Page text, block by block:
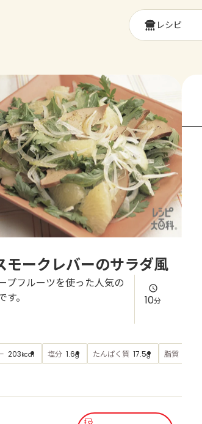
レシピ
モークレバーのサラダ風
プフルーツを使った人気の
。
10分
203kcal 塩分 1.6g たんぱく質 17.5g 脂質